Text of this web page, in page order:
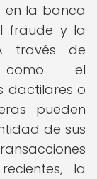
en la banca
fraude y la
través de
como el
dactilares o
pueden
de sus
la